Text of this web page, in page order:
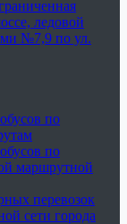
ледовой
№7,9 по ул.
по
по
маршрутной
перевозок
сети города